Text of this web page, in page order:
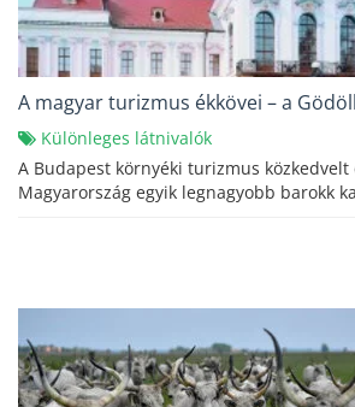
A magyar turizmus ékkövei – a
Különleges látnivalók
A Budapest környéki turizmus közkedvelt
Magyarország egyik legnagyobb barokk